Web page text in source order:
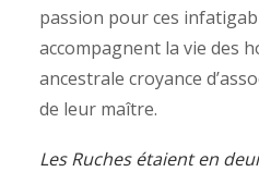
passion pour ces
accompagnent la vie des
ancestrale croyance
de leur maître.
Les Ruches étaient en